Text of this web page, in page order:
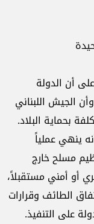
على أن الدولة
وأن الجيش اللبناني
بحماية البلاد.
ينهيعملياً
مسلحخارج
أو أمني مستقبلاً،
الطائف وقرارات
على التنفيذ.